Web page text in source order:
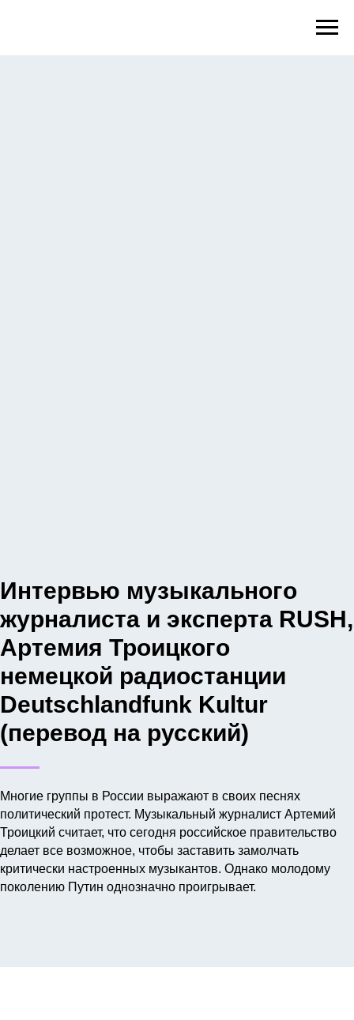
Интервью музыкального
журналиста и эксперта RUSH,
Артемия Троицкого
немецкой радиостанции
Deutschlandfunk Kultur
(перевод на русский)
Многие группы в России выражают в своих песнях
политический протест. Музыкальный журналист Артемий
Троицкий считает, что сегодня российское правительство
делает все возможное, чтобы заставить замолчать
критически настроенных музыкантов. Однако молодому
поколению Путин однозначно проигрывает.